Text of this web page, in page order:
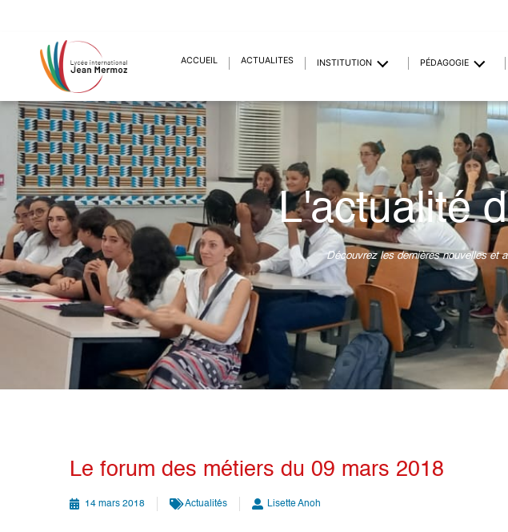
ACCUEIL ACTUALITÉS INSTITUTION PÉDAGOGIE
L'actualité
Découvrez les dernières nouvelles et
Le forum des métiers du 09 mars 2018
14 mars 2018 Actualités Lisette Anoh